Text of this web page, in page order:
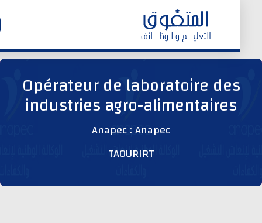
الرئيسية
وظائف اليوم
Opérateur de laboratoire des
industries agro-alimentaires
Anapec : Anapec
TAOURIRT